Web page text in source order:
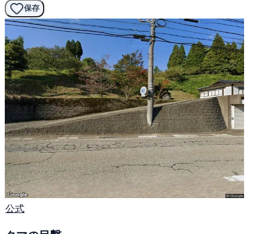
保存
公式